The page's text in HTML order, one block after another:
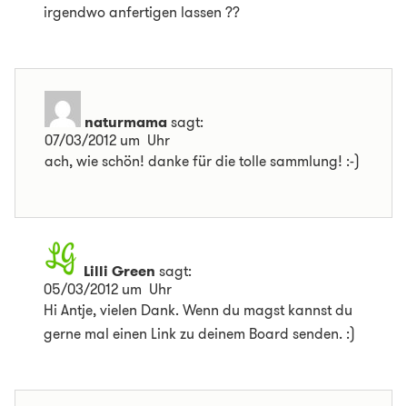
irgendwo anfertigen lassen ??
naturmamasagt:
07/03/2012 um Uhr
ach, wie schön! danke für die tolle sammlung! :-)
Lilli Green sagt:
05/03/2012 um Uhr
Hi Antje, vielen Dank. Wenn du magst kannst du
gerne mal einen Link zu deinem Board senden. :)